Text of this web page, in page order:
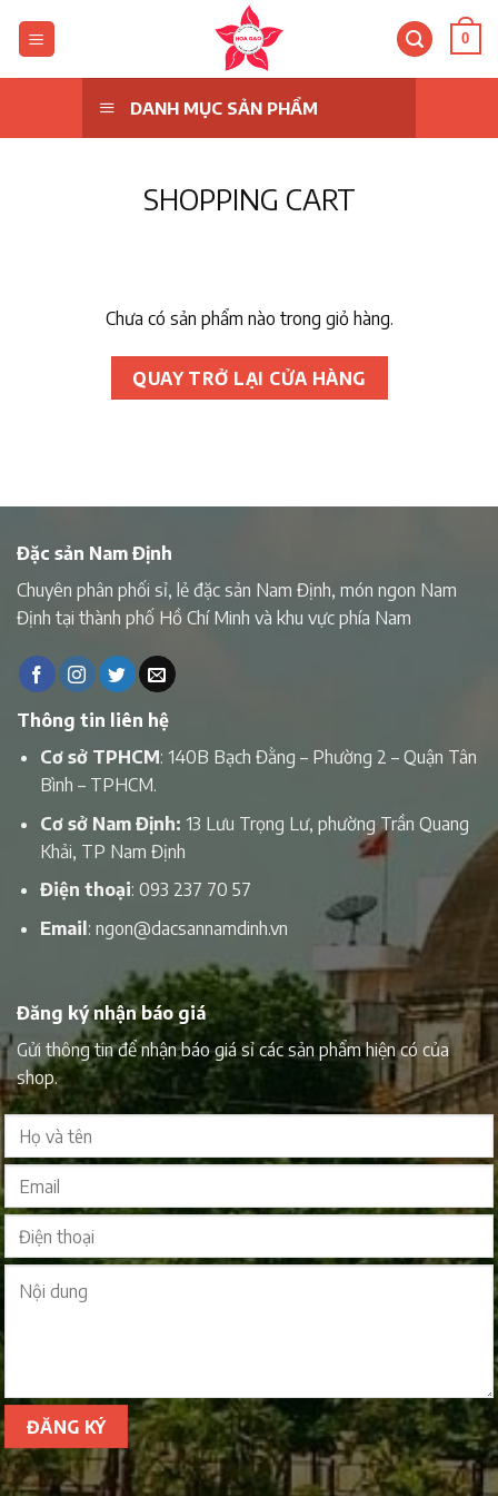
0
DANH MỤC SẢN PHẨM
SHOPPING CART
Chưa có sản phẩm nào trong giỏ hàng.
QUAY TRỞ LẠI CỬA HÀNG
Đặc sản Nam Định
Chuyên phân phối sỉ, lẻ đặc sản Nam Định, món ngon Nam
Định tại thành phố Hồ Chí Minh và khu vực phía Nam
Thông tin liên hệ
Cơ sở TPHCM: 140B Bạch Đằng – Phường 2 – Quận Tân
Bình – TPHCM.
Cơ sở Nam Định: 13 Lưu Trọng Lư, phường Trần Quang
Khải, TP Nam Định
Điện thoại: 093 237 70 57
Email: ngon@dacsannamdinh.vn
Đăng ký nhận báo giá
Gửi thông tin để nhận báo giá sỉ các sản phẩm hiện có của
shop.